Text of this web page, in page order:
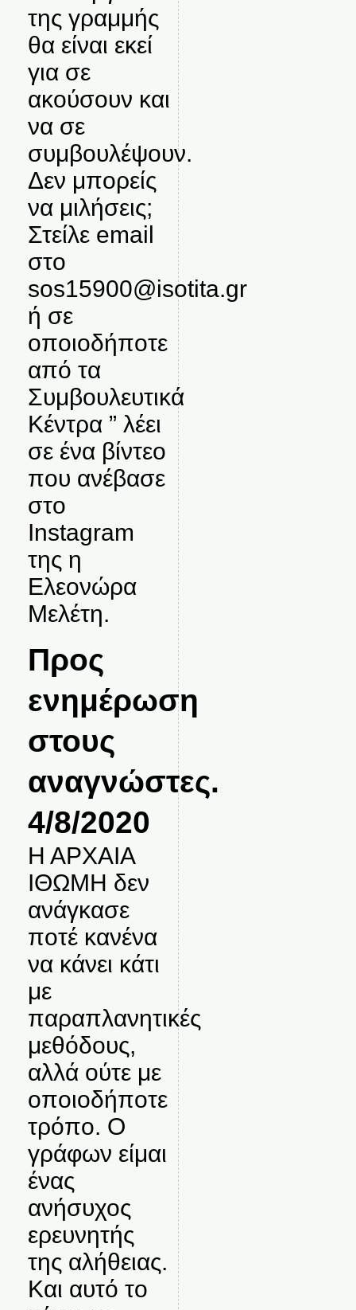
της γραμμής
θα είναι εκεί
για σε
ακούσουν και
να σε
συμβουλέψουν.
Δεν μπορείς
να μιλήσεις;
Στείλε email
στο
sos15900@isotita.gr
ή σε
οποιοδήποτε
από τα
Συμβουλευτικά
Κέντρα ” λέει
σε ένα βίντεο
που ανέβασε
στο
Instagram
της η
Ελεονώρα
Μελέτη.
Προς
ενημέρωση
στους
αναγνώστες.
4/8/2020
Η ΑΡΧΑΙΑ
ΙΘΩΜΗ δεν
ανάγκασε
ποτέ κανένα
να κάνει κάτι
με
παραπλανητικές
μεθόδους,
αλλά ούτε με
οποιοδήποτε
τρόπο. Ο
γράφων είμαι
ένας
ανήσυχος
ερευνητής
της αλήθειας.
Και αυτό το